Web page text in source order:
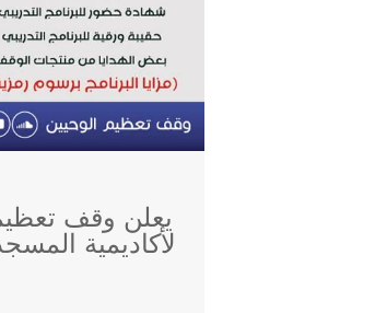
يعلن وقف تعظيم
لأكاديمية